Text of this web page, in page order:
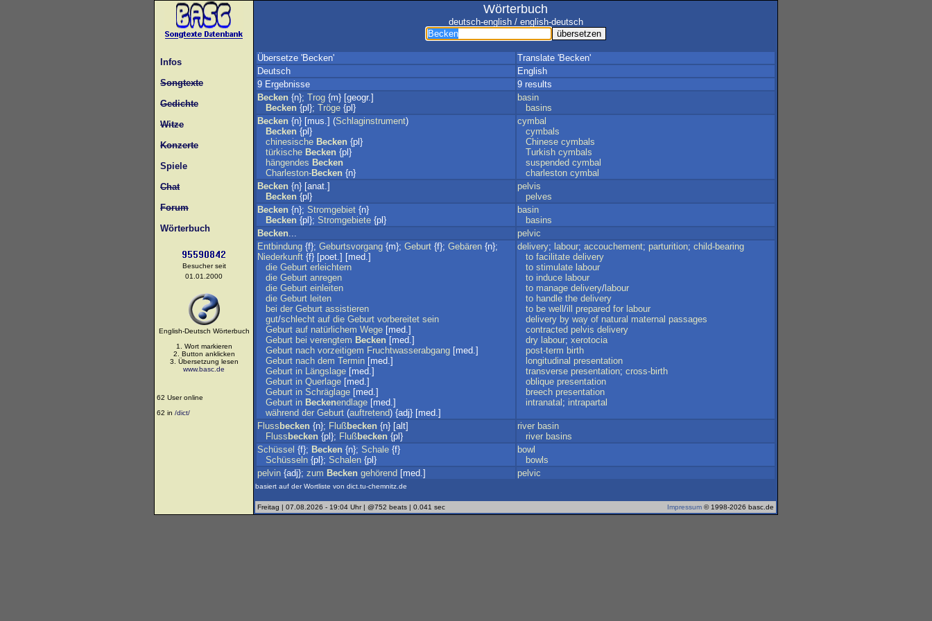
Infos
Songtexte
Gedichte
Witze
Konzerte
Spiele
Chat
Forum
Wörterbuch
Besucher seit
01.01.2000
English-Deutsch Wörterbuch
1. Wort markieren
2. Button anklicken
3. Übersetzung lesen
www.basc.de
62 User online
62 in /dict/
Wörterbuch
deutsch-english / english-deutsch
Übersetze 'Becken'
Translate 'Becken'
Deutsch
English
9 Ergebnisse
9 results
Becken {n}; Trog {m} [geogr.]
Becken {pl}; Tröge {pl}
basin
basins
Becken {n} [mus.] (Schlaginstrument)
Becken {pl}
chinesische Becken {pl}
türkische Becken {pl}
hängendes Becken
Charleston-Becken {n}
cymbal
cymbals
Chinese cymbals
Turkish cymbals
suspended cymbal
charleston cymbal
Becken {n} [anat.]
Becken {pl}
pelvis
pelves
Becken {n}; Stromgebiet {n}
Becken {pl}; Stromgebiete {pl}
basin
basins
Becken...
pelvic
Entbindung {f}; Geburtsvorgang {m}; Geburt {f}; Gebären {n};
Niederkunft {f} [poet.] [med.]
die Geburt erleichtern
die Geburt anregen
die Geburt einleiten
die Geburt leiten
bei der Geburt assistieren
gut/schlecht auf die Geburt vorbereitet sein
Geburt auf natürlichem Wege [med.]
Geburt bei verengtem Becken [med.]
Geburt nach vorzeitigem Fruchtwasserabgang [med.]
Geburt nach dem Termin [med.]
Geburt in Längslage [med.]
Geburt in Querlage [med.]
Geburt in Schräglage [med.]
Geburt in Beckenendlage [med.]
während der Geburt (auftretend) {adj} [med.]
delivery; labour; accouchement; parturition; child-bearing
to facilitate delivery
to stimulate labour
to induce labour
to manage delivery/ labour
to handle the delivery
to be well /ill prepared for labour
delivery by way of natural maternal passages
contracted pelvis delivery
dry labour; xerotocia
post-term birth
longitudinal presentation
transverse presentation; cross-birth
oblique presentation
breech presentation
intranatal ; intrapartal
Fluss becken {n}; Flußbecken {n} [alt]
Fluss becken {pl}; Flußbecken {pl}
river basin
river basins
Schüssel {f}; Becken {n}; Schale {f}
Schüsseln {pl}; Schalen {pl}
bowl
bowls
pelvin {adj}; zum Becken gehörend [med.] pelvic
basiert auf der Wortliste von dict.tu-chemnitz.de
Freitag | 07.08.2026 - 19:04 Uhr | @752 beats | 0.041 sec Impressum © 1998-2026 basc.de